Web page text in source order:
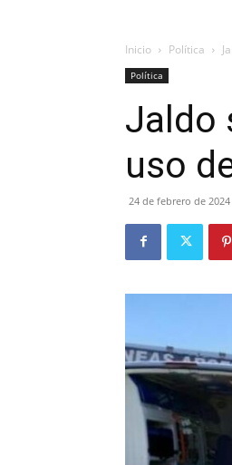
Inicio Política
Política
Jaldo
uso
24 de febrero de 2024